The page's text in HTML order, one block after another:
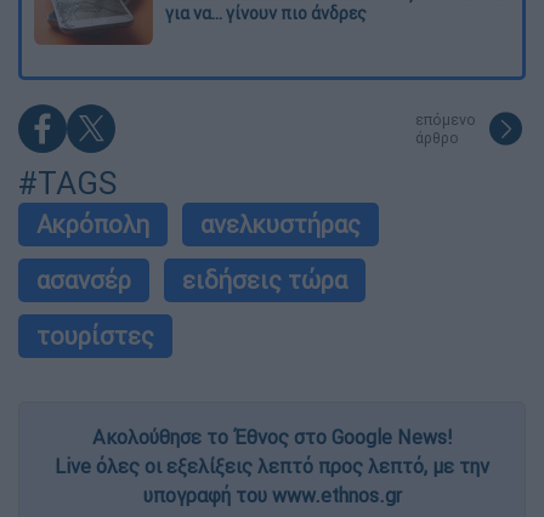
για να... γίνουν πιο άνδρες
επόμενο
άρθρο
#TAGS
Ακρόπολη
ανελκυστήρας
ασανσέρ
ειδήσεις τώρα
τουρίστες
Ακολούθησε το Έθνος στο Google News!
Live όλες οι εξελίξεις λεπτό προς λεπτό, με την
υπογραφή του www.ethnos.gr